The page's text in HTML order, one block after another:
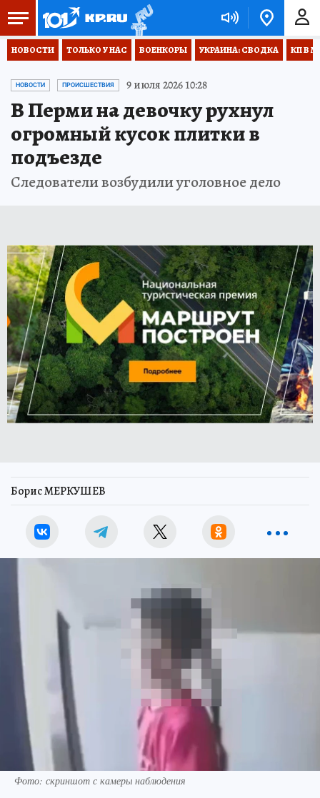
НОВОСТИ ТОЛЬКО У НАС ВОЕНКОРЫ УКРАИНА: СВОДКА КП В
НОВОСТИ ПРОИСШЕСТВИЯ 9 июля 2026 10:28
В Перми на девочку рухнул
огромный кусок плитки в
подъезде
Следователи возбудили уголовное дело
Борис МЕРКУШЕВ
Фото: скриншот с камеры наблюдения